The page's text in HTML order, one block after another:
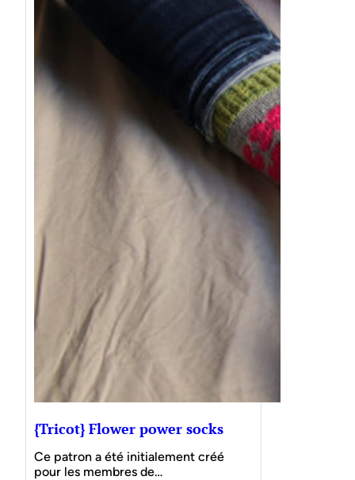
{Tricot} Flower power socks
Ce patron a été initialement créé
pour les membres de…